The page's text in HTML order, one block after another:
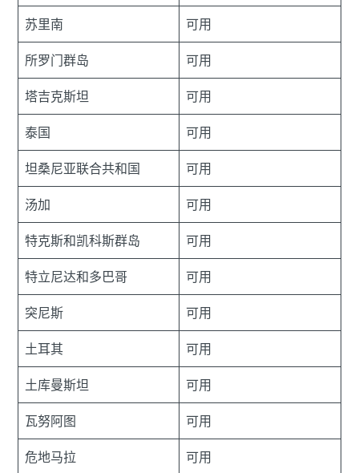
苏里南
可用
所罗门群岛
可用
塔吉克斯坦
可用
泰国
可用
坦桑尼亚联合共和国
可用
汤加
可用
特克斯和凯科斯群岛
可用
特立尼达和多巴哥
可用
突尼斯
可用
土耳其
可用
土库曼斯坦
可用
瓦努阿图
可用
危地马拉
可用